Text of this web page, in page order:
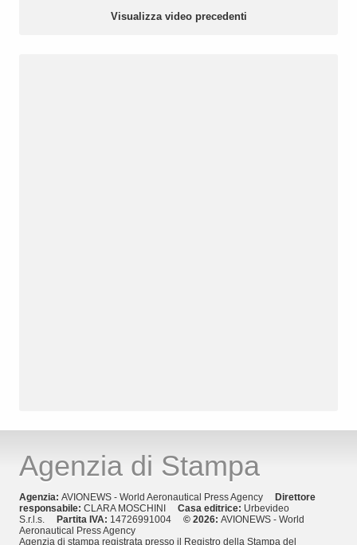
Visualizza video precedenti
Agenzia di Stampa
Agenzia: AVIONEWS - World Aeronautical Press Agency Direttore
responsabile: CLARA MOSCHINI Casa editrice: Urbevideo
S.r.l.s. Partita IVA: 14726991004 © 2026: AVIONEWS - World
Aeronautical Press Agency
Agenzia di stampa registrata presso il Registro della Stampa del